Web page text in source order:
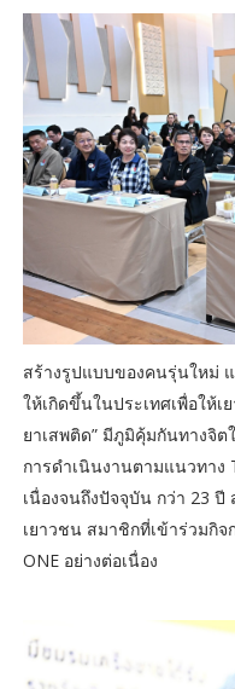
สร้างรูปแบบของคนรุ่นใหม่
ให้เกิดขึ้นในประเทศเพื่อให้
ยาเสพติด” มีภูมิคุ้มกันทางจิ
การดำเนินงานตามแนวทาง
เนื่องจนถึงปัจจุบัน กว่า 23 ปี
เยาวชน สมาชิกที่เข้าร่วมกิจ
ONE อย่างต่อเนื่อง